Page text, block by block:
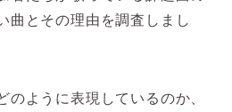
曲とその理由を調査しまし
のように表現しているのか、